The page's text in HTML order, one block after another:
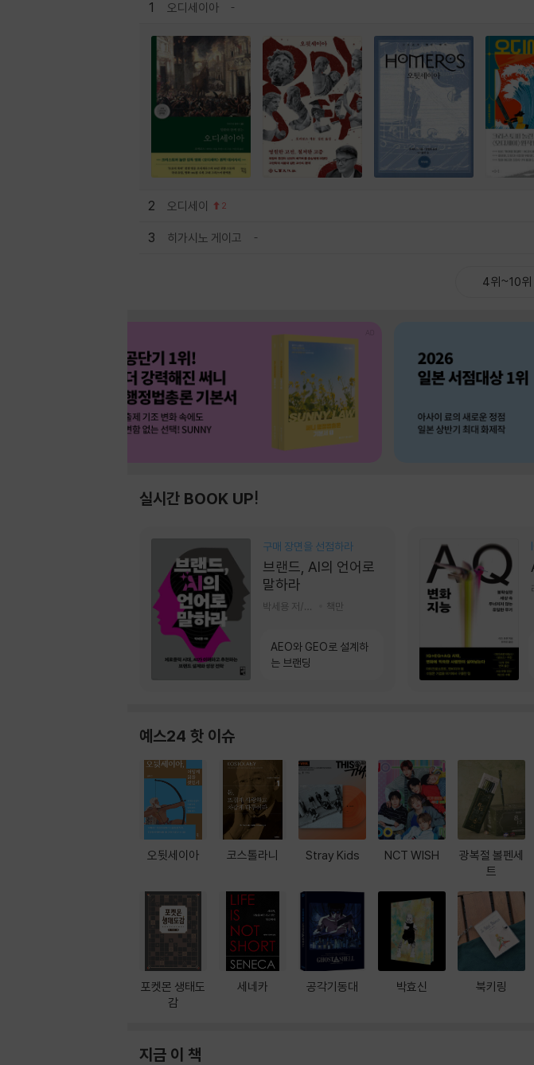
1 오디세이아
2 오디세이 2
3 히가시노 게이고
4위~10위
실시간 BOOK UP!
구매 장면을 선점하라
브랜드, AI의 언어로
말하라
책만
AEO와 GEO로 설계하
는 브랜딩
예스24 핫 이슈
오뒷세이아
포켓몬 생태도
감
코스톨라니
세네카
Stray Kids
공각기동대
NCT WISH
박효신
광복절 볼펜세
트
북키링
지금 이 책